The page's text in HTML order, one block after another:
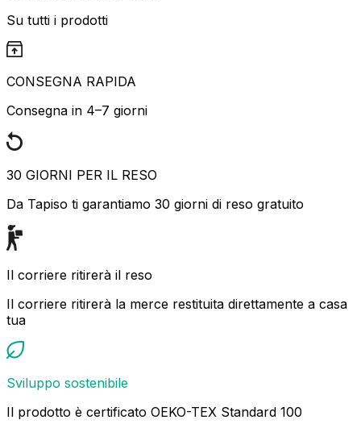
Su tutti i prodotti
CONSEGNA RAPIDA
Consegna in 4–7 giorni
30 GIORNI PER IL RESO
Da Tapiso ti garantiamo 30 giorni di reso gratuito
Il corriere ritirerà il reso
Il corriere ritirerà la merce restituita direttamente a casa
tua
Sviluppo sostenibile
Il prodotto è certificato OEKO-TEX Standard 100